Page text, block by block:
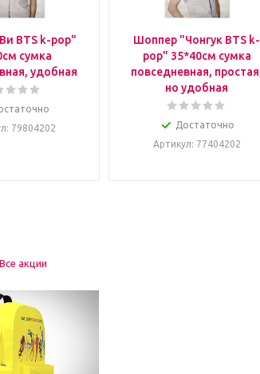
BTS k-pop"
сумка
удобная
: 79804202
Шоппер "Чонгук BTS k-
pop" 35*40см сумка
повседневная,
но удобная
Достаточно
Артикул: 77404202
Все акции